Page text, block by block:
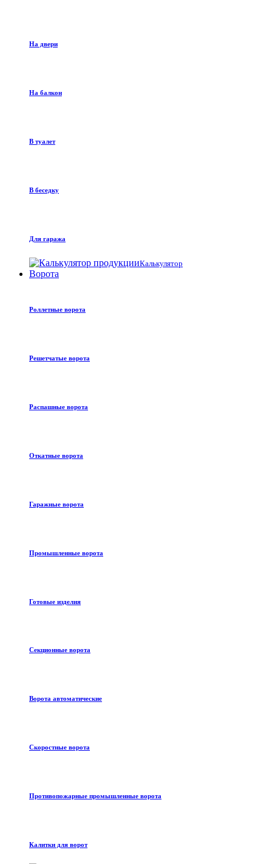
На двери
На балкон
В туалет
В беседку
Для гаража
Калькулятор
Ворота
Роллетные ворота
Решетчатые ворота
Распашные ворота
Откатные ворота
Гаражные ворота
Промышленные ворота
Готовые изделия
Секционные ворота
Ворота автоматические
Скоростные ворота
Противопожарные промышленные ворота
Калитки для ворот